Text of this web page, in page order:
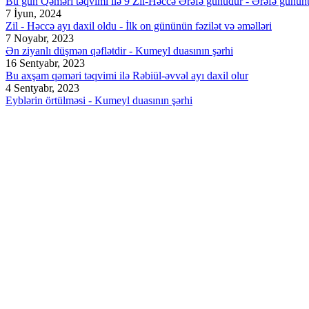
7 İyun, 2024
Zil - Həccə ayı daxil oldu - İlk on gününün fəzilət və əməlləri
7 Noyabr, 2023
Ən ziyanlı düşmən qəflətdir - Kumeyl duasının şərhi
16 Sentyabr, 2023
Bu axşam qəməri təqvimi ilə Rəbiül-əvvəl ayı daxil olur
4 Sentyabr, 2023
Eyblərin örtülməsi - Kumeyl duasının şərhi